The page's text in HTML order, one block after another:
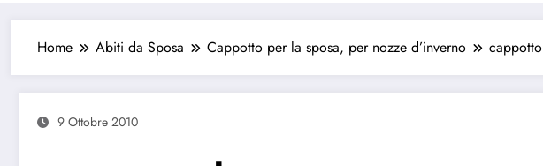
Home Abiti da Sposa Cappotto per la sposa, per nozze d’inverno
9 Ottobre 2010